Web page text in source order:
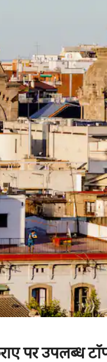
इस्तेमाल करके एक्सप्लोर करें।
पर उपलब्ध